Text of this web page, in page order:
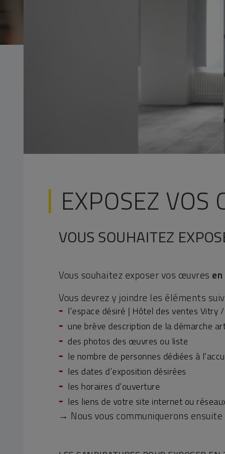
EXPOSEZ
VOUS SOUHAITEZ
Vous souhaitez exposer vos œuvres
Vous devrez y joindre les éléments
l’espace désiré | Hôtel des ventes Vitry
une brève description de la démarche
des photos des œuvres ou liste
le nombre de personnes dédiées à
les dates d’exposition désirées
les horaires d’ouverture
les liens de votre site internet ou
→ Nous vous communiquerons